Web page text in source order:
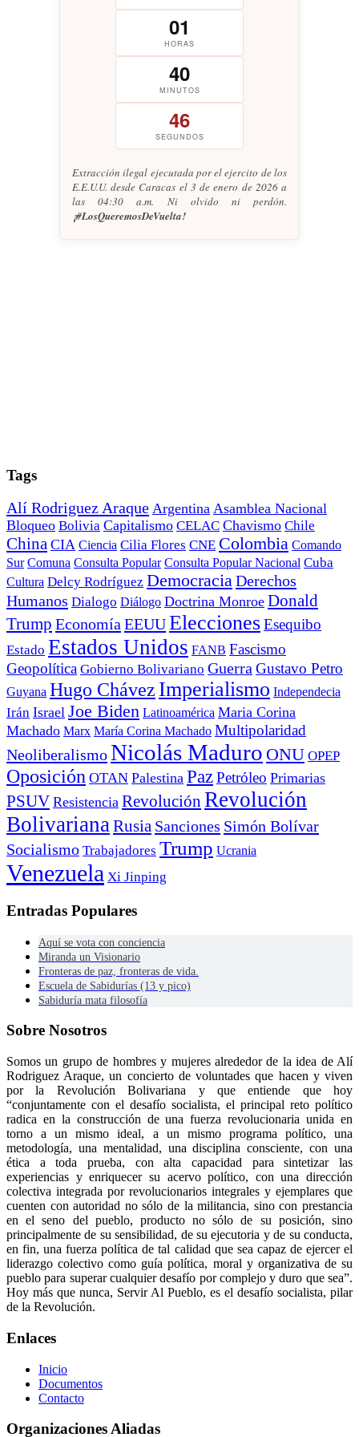
01
HORAS
40
MINUTOS
46
SEGUNDOS
Extracción ilegal ejecutada por el ejercito de los
E.E.U.U. desde Caracas el 3 de enero de 2026 a
las 04:30 a.m. Ni olvido ni perdón.
¡#LosQueremosDeVuelta!
Tags
Alí Rodriguez Araque Argentina Asamblea Nacional
Bloqueo Bolivia Capitalismo CELAC Chavismo Chile
China CIA Ciencia Cilia Flores CNE Colombia Comando
Sur Comuna Consulta Popular Consulta Popular Nacional Cuba
Cultura Delcy Rodríguez DemocraciaDerechos
Humanos Dialogo Diálogo Doctrina Monroe Donald
Trump Economía EEUUEleccionesEsequibo
Estado Estados Unidos FANB Fascismo
Geopolítica Gobierno Bolivariano GuerraGustavo Petro
Guyana Hugo Chávez Imperialismo Independecia
Irán Israel Joe Biden Latinoamérica Maria Corina
Machado Marx María Corina Machado Multipolaridad
NeoliberalismoNicolás Maduro ONU OPEP
Oposición OTAN Palestina PazPetróleo Primarias
PSUV Resistencia Revolución Revolución
BolivarianaRusia Sanciones Simón Bolívar
Socialismo Trabajadores Trump Ucrania
Venezuela Xi Jinping
Entradas Populares
Aquí se vota con conciencia
Miranda un Visionario
Fronteras de paz, fronteras de vida.
Escuela de Sabidurías (13 y pico)
Sabiduría mata filosofía
Sobre Nosotros
Somos un grupo de hombres y mujeres alrededor de la idea de Alí
Rodriguez Araque, un concierto de voluntades que hacen y viven
por la Revolución Bolivariana y que entiende que hoy
“conjuntamente con el desafío socialista, el principal reto político
radica en la construcción de una fuerza revolucionaria unida en
torno a un mismo ideal, a un mismo programa político, una
metodología, una mentalidad, una disciplina consciente, con una
ética a toda prueba, con alta capacidad para sintetizar las
experiencias y enriquecer su acervo político, con una dirección
colectiva integrada por revolucionarios integrales y ejemplares que
cuenten con autoridad no sólo de la militancia, sino con prestancia
en el seno del pueblo, producto no sólo de su posición, sino
principalmente de su sensibilidad, de su ejecutoria y de su conducta,
en fin, una fuerza política de tal calidad que sea capaz de ejercer el
liderazgo colectivo como guía política, moral y organizativa de su
pueblo para superar cualquier desafío por complejo y duro que sea”.
Hoy más que nunca, Servir Al Pueblo, es el desafío socialista, pilar
de la Revolución.
Enlaces
Inicio
Documentos
Contacto
Organizaciones Aliadas